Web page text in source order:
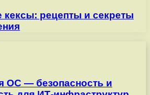
рецепты и секреты
ОС — безопасность и